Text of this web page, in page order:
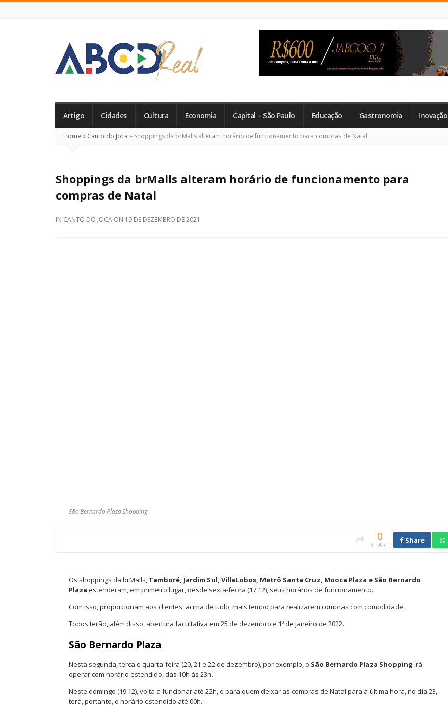
Real
Artigo Cidades Cultura Economia Capital – São Paulo Educação Gastronomia Inovação
Home » Canto do Joca » Shoppings da brMalls alteram horário de funcionamento para compras de Natal
Shoppings da brMalls alteram horário de funcionamento para
compras de Natal
IN CANTO DO JOCA ON 19 DE DEZEMBRO DE 2021
São Bernardo Plaza Shopping
0
SHARE
Share
Os shoppings da brMalls, Tamboré, Jardim Sul, VillaLobos, Metrô Santa Cruz, Mooca Plaza e São Bernardo
Plaza estenderam, em primeiro lugar, desde sexta-feora (17.12), seus horários de funcionamento.
Com isso, proporcionam aos clientes, acima de tudo, mais tempo para realizarem compras com comodidade.
Todos terão, além disso, abertura facultativa em 25 de dezembro e 1º de janeiro de 2022.
São Bernardo Plaza
Nesta segunda, terça e quarta-feira (20, 21 e 22 de dezembro), por exemplo, o São Bernardo Plaza Shopping irá
operar com horário estendido, das 10h às 23h.
Neste domingo (19.12), volta a funcionar até 22h, e para quem deixar as compras de Natal para a última hora, no dia 23,
terá, portanto, o horário estendido até 00h.